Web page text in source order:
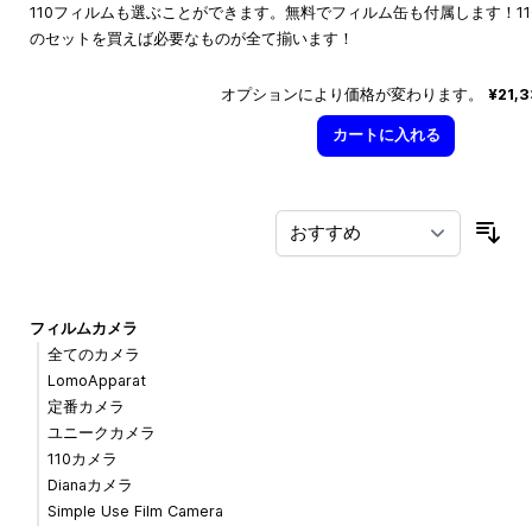
110フィルムも選ぶことができます。無料でフィルム缶も付属します！
のセットを買えば必要なものが全て揃います！
オプションにより価格が変わります。
カートに入れる
フィルムカメラ
全てのカメラ
LomoApparat
定番カメラ
ユニークカメラ
110カメラ
Dianaカメラ
Simple Use Film Camera